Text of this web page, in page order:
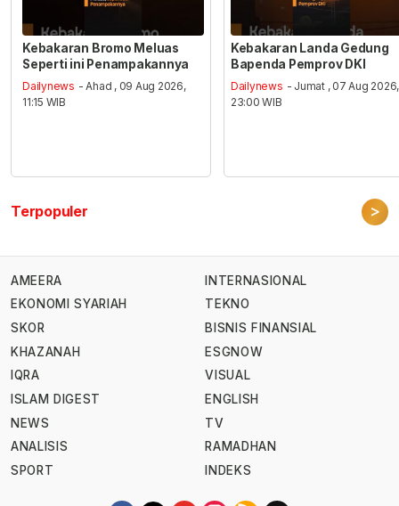
Kebakaran Bromo Meluas
Seperti ini Penampakannya
Dailynews - Ahad , 09 Aug 2026,
11:15 WIB
Kebakaran Landa Gedung
Bapenda Pemprov DKI
Dailynews - Jumat , 07 Aug 2026,
23:00 WIB
Terpopuler >
AMEERA
EKONOMI SYARIAH
SKOR
KHAZANAH
IQRA
ISLAM DIGEST
NEWS
ANALISIS
SPORT
INTERNASIONAL
TEKNO
BISNIS FINANSIAL
ESGNOW
VISUAL
ENGLISH
TV
RAMADHAN
INDEKS